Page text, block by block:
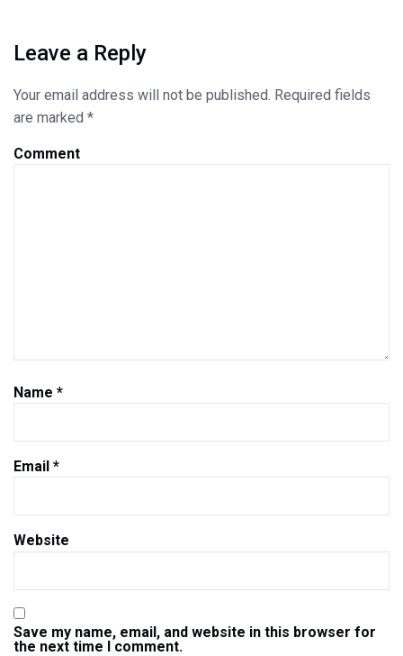
Leave a Reply
Your email address will not be published. Required fields
are marked *
Comment
Name *
Email *
Website
Save my name, email, and website in this browser for
the next time I comment.